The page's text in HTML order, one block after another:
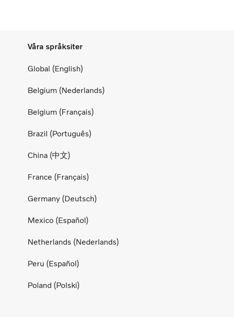
Våra språksiter
Global (English)
Belgium (Nederlands)
Belgium (Français)
Brazil (Português)
China (中文)
France (Français)
Germany (Deutsch)
Mexico (Español)
Netherlands (Nederlands)
Peru (Español)
Poland (Polski)